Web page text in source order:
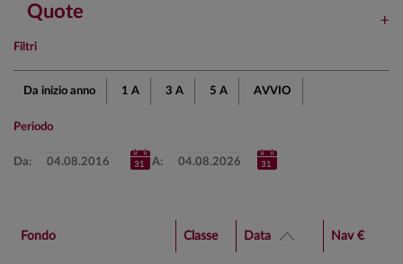
Quote
Filtri
Da inizio anno 1 A 3 A 5 A AVVIO
Periodo
Da: A:
Fondo Classe Data Nav €